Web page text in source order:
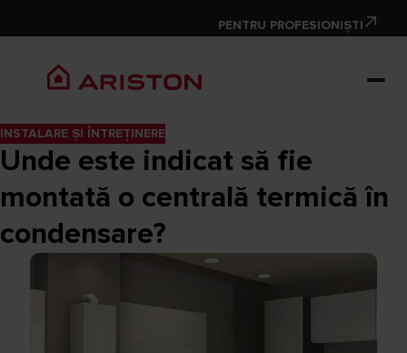
PENTRU PROFESIONIȘTI
INSTALARE ȘI ÎNTREȚINERE
Unde este indicat să fie
montată o centrală termică în
condensare?